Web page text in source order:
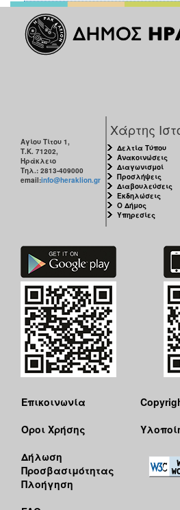
Αγίου Τίτου 1,
Τ.Κ. 71202,
Ηράκλειο
Τηλ.: 2813-409000
email:info@heraklion.gr
Χάρτης
Δελτία Τύπου
Ανακοινώσεις
Διαγωνισμοί
Προσλήψεις
Διαβουλεύσεις
Εκδηλώσεις
Ο Δήμος
Υπηρεσίες
Επικοινωνία
Όροι Χρήσης
Δήλωση
Προσβασιμότητας
Πλοήγηση